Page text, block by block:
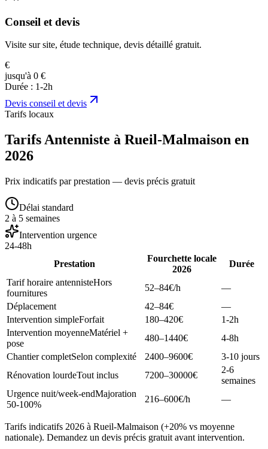
Conseil et devis
Visite sur site, étude technique, devis détaillé gratuit.
€
jusqu'à 0 €
Durée : 1-2h
Devis conseil et devis
Tarifs locaux
Tarifs Antenniste à Rueil-Malmaison en
2026
Prix indicatifs par prestation — devis précis gratuit
Délai standard
2 à 5 semaines
Intervention urgence
24-48h
Prestation
Fourchette locale
2026
Durée
Tarif horaire antennisteHors
fournitures
52–84€/h
—
Déplacement
42–84€
—
Intervention simpleForfait 180–420€
1-2h
Intervention moyenneMatériel +
pose
480–1440€
4-8h
Chantier completSelon complexité 2400–9600€
3-10 jours
Rénovation lourdeTout inclus 7200–30000€
2-6
semaines
Urgence nuit/week-endMajoration
50-100%
216–600€/h —
Tarifs indicatifs 2026 à Rueil-Malmaison (+20% vs moyenne
nationale). Demandez un devis précis gratuit avant intervention.